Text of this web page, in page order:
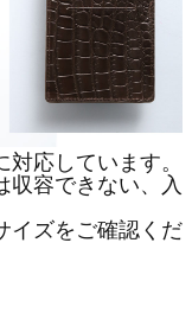
応しています。
収容できない、入
イズをご確認くだ